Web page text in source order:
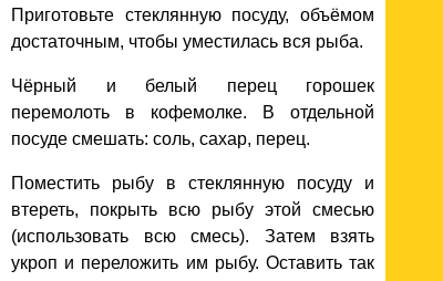
Приготовьте стеклянную посуду, объёмом
достаточным, чтобы уместилась вся рыба.
Чёрный и белый перец горошек
перемолоть в кофемолке. В отдельной
посуде смешать: соль, сахар, перец.
Поместить рыбу в стеклянную посуду и
втереть, покрыть всю рыбу этой смесью
(использовать всю смесь). Затем взять
укроп и переложить им рыбу. Оставить так